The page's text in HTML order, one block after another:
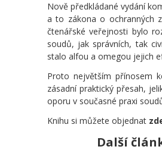
Nově předkládané vydání
a to zákona o ochranných
čtenářské veřejnosti bylo
soudů, jak správních, tak
stalo alfou a omegou jejich
Proto největším přínosem
zásadní praktický přesah,
oporu v současné praxi
Knihu si můžete objednat
Další